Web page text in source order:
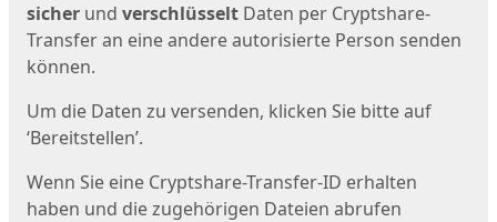
sicher und verschlüsselt Daten per Cryptshare-
Transfer an eine andere autorisierte Person senden
können.
Um die Daten zu versenden, klicken Sie bitte auf
‘Bereitstellen’.
Wenn Sie eine Cryptshare-Transfer-ID erhalten
haben und die zugehörigen Dateien abrufen